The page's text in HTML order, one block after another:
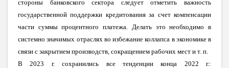
стороны банковского сектора следует отметить важность
государственной поддержки кредитования за счет компенсации
части суммы процентного платежа. Делать это необходимо в
системно значимых отраслях во избежание коллапса в экономике в
связи с закрытием производств, сокращением рабочих мест и т. п.
В 2023 г. сохранились все тенденции конца 2022 г.: